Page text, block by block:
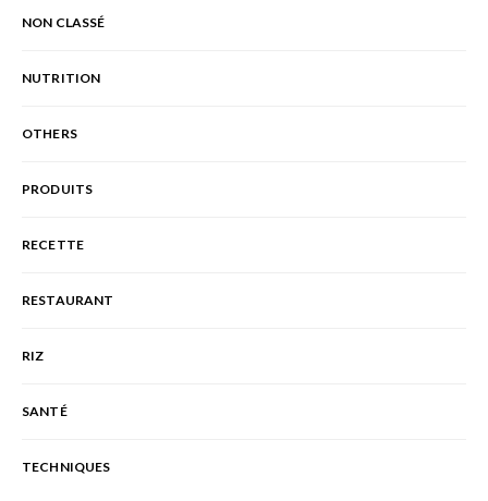
NON CLASSÉ
NUTRITION
OTHERS
PRODUITS
RECETTE
RESTAURANT
RIZ
SANTÉ
TECHNIQUES